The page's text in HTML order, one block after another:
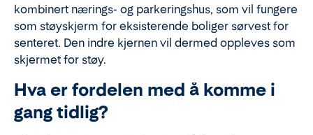
kombinert nærings- og parkeringshus, som vil fungere
som støyskjerm for eksisterende boliger sørvest for
senteret. Den indre kjernen vil dermed oppleves som
skjermet for støy.
Hva er fordelen med å komme i
gang tidlig?